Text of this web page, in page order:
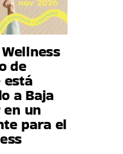
de
está
a Baja
un
para el